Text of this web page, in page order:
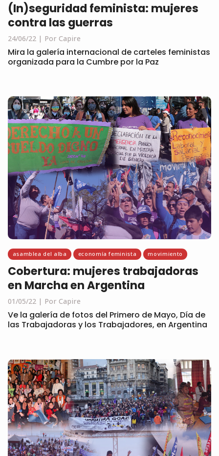
(In)seguridad feminista: mujeres
contra las guerras
24/06/22 Por Capire
Mira la galería internacional de carteles feministas
organizada para la Cumbre por la Paz
asamblea del alba economía feminista movimiento
Cobertura: mujeres trabajadoras
en Marcha en Argentina
01/05/22 Por Capire
Ve la galería de fotos del Primero de Mayo, Día de
las Trabajadoras y los Trabajadores, en Argentina